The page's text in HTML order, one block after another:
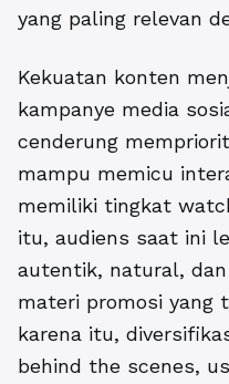
yang paling relevan
Kekuatan konten
kampanye media
cenderung
mampu memicu
memiliki tingkat
itu, audiens saat ini
autentik, natural,
materi promosi yang
karena itu,
behind the scenes,